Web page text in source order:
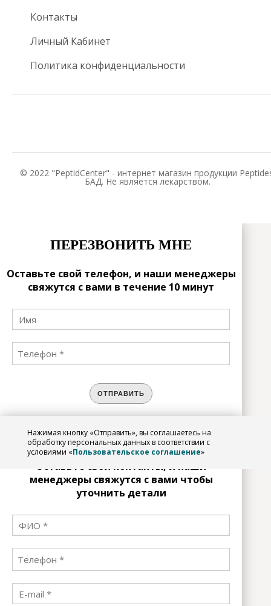
Контакты
Личный Кабинет
Политика конфиденциальности
© 2022 "PeptidCenter" - интернет магазин продукции
БАД. Не является лекарством.
ПЕРЕЗВОНИТЬ МНЕ
Оставьте свой телефон, и наши менеджеры
свяжутся с вами в течение 10 минут
ОТПРАВИТЬ
Нажимая кнопку «Отправить», вы соглашаетесь на
обработку персональных данных в соответствии с
условиями «Пользовательское соглашение»
ЗАРЕГИСТРИРОВАТЬСЯ
Оставьте свои контакты, и наши
менеджеры свяжутся с вами чтобы
уточнить детали